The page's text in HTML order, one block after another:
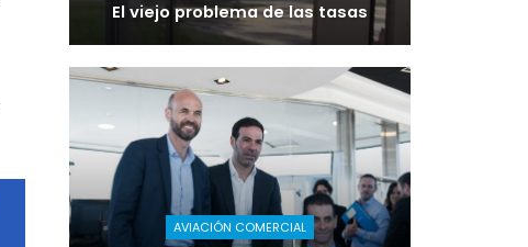
El viejo problema de las tasas
AVIACIÓN COMERCIAL